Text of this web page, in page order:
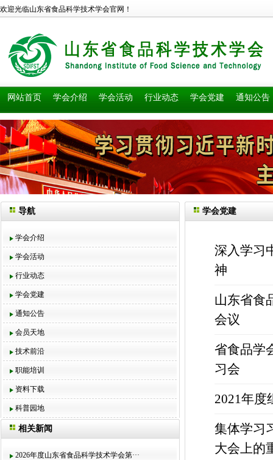
欢迎光临山东省食品科学技术学会官网！
网站首页 学会介绍 学会活动 行业动态 学会党建 通知公告
导航
学会介绍
学会活动
行业动态
学会党建
通知公告
会员天地
技术前沿
职能培训
资料下载
科普园地
相关新闻
2026年度山东省食品科学技术学会第···
学会党建
深入学习
神
山东省食
会议
省食品学
习会
2021年度
集体学习
大会上的